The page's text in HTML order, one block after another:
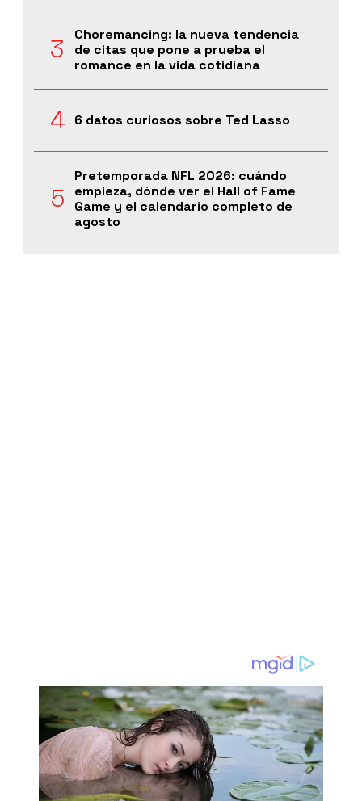
Choremancing: la nueva tendencia
de citas que pone a prueba el
romance en la vida cotidiana
6 datos curiosos sobre Ted Lasso
Pretemporada NFL 2026: cuándo
empieza, dónde ver el Hall of Fame
Game y el calendario completo de
agosto